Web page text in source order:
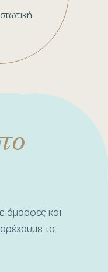
όμορφες και
τα